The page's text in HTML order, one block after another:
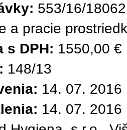
553/16/18062
a pracie
s DPH: 1550,00 €
148/13
14. 07. 2016
14. 07. 2016